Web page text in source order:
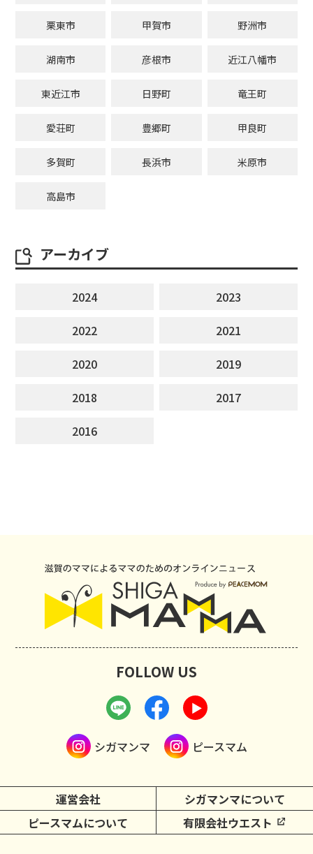
栗東市 甲賀市 野洲市
湖南市 彦根市 近江八幡市
東近江市 日野町 竜王町
愛荘町 豊郷町 甲良町
多賀町 長浜市 米原市
高島市
アーカイブ
2024
2023
2022
2021
2020
2019
2018
2017
2016
運営会社
シガマンマについて
ピースマムについて
有限会社ウエスト
FOLLOW US
シガマンマ ピースマム